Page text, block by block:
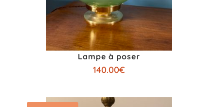
Lampe à poser
140.00€